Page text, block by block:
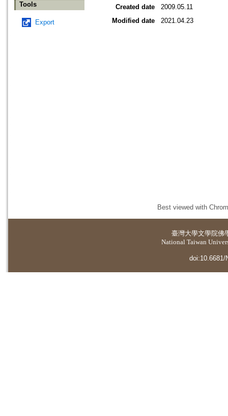
Tools
Export
Created date
2009.05.11
Modified date
2021.04.23
Best viewed with
臺灣大學文學院佛
National Taiwan
doi:10.6681/